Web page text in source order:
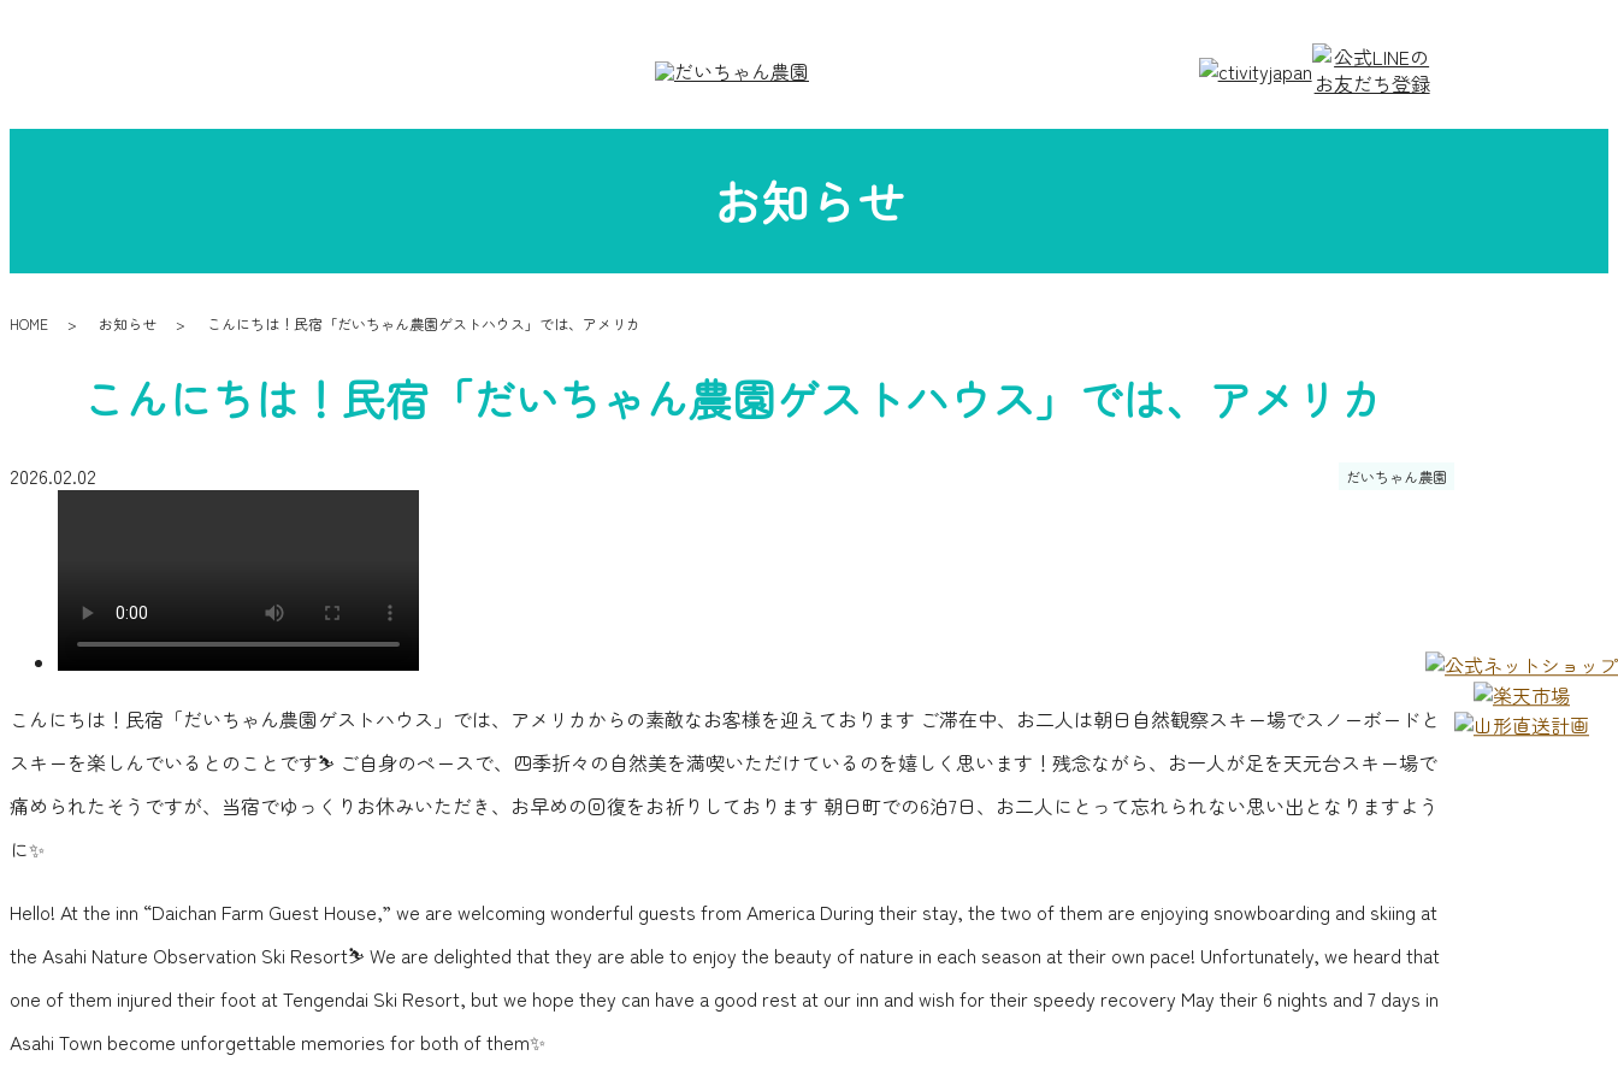
お知らせ
HOME お知らせ こんにちは！民宿「だいちゃん農園ゲストハウス」では、アメリカ
こんにちは！民宿「だいちゃん農園ゲストハウス」では、アメリカ
2026.02.02 だいちゃん農園
こんにちは！民宿「だいちゃん農園ゲストハウス」では、アメリカからの素敵なお客様を迎えております ご滞在中、お二人は朝日自然観察スキー場でスノーボードと
スキーを楽しんでいるとのことです⛷️ ご自身のペースで、四季折々の自然美を満喫いただけているのを嬉しく思います！残念ながら、お一人が足を天元台スキー場で
痛められたそうですが、当宿でゆっくりお休みいただき、お早めの回復をお祈りしております 朝日町での6泊7日、お二人にとって忘れられない思い出となりますよう
に✨
Hello! At the inn “Daichan Farm Guest House,” we are welcoming wonderful guests from America During their stay, the two of them are enjoying snowboarding and skiing at
the Asahi Nature Observation Ski Resort⛷️ We are delighted that they are able to enjoy the beauty of nature in each season at their own pace! Unfortunately, we heard that
one of them injured their foot at Tengendai Ski Resort, but we hope they can have a good rest at our inn and wish for their speedy recovery May their 6 nights and 7 days in
Asahi Town become unforgettable memories for both of them✨